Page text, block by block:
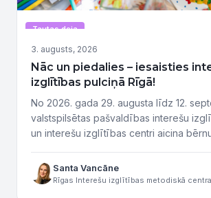
Tautas deja
3. augusts, 2026
Nāc un piedalies – iesaisties
izglītības pulciņā Rīgā!
No 2026. gada 29. augusta līdz 12.
valstspilsētas pašvaldības interešu
un interešu izglītības centri aicina
interešu izglītības piedāvājumu
durvju dienu pasākumā “Nāc un
Santa Vancāne
Rīgas Interešu izglītības metodiskā